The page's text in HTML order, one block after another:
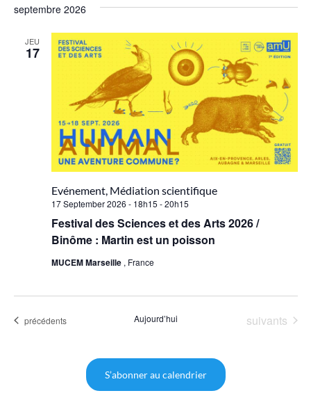
septembre 2026
JEU
17
17 September 2026 - 18h15 -20h15
Festival des Sciences et des Arts 2026 /
Binôme : Martin est un poisson
Evénement, Médiation scientifique
MUCEM Marseille , France
Évènements
précédents Aujourd’hui Évènements
suivants
S’abonner au calendrier